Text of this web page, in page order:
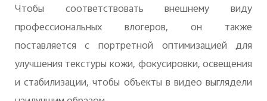
Чтобы соответствовать внешнему виду
профессиональных влогеров, он также
поставляется с портретной оптимизацией для
улучшения текстуры кожи, фокусировки, освещения
и стабилизации, чтобы объекты в видео выглядели